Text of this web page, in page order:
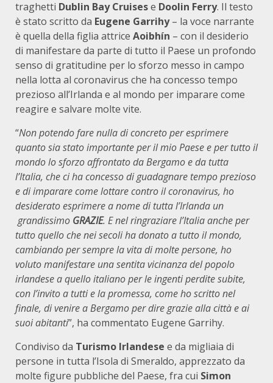
traghetti Dublin Bay Cruisese Doolin Ferry. Il testo
è stato scritto da Eugene Garrihy– la voce narrante
è quella della figlia attrice Aoibhín – con il desiderio
di manifestare da parte di tutto il Paese un profondo
senso di gratitudine per lo sforzo messo in campo
nella lotta al coronavirus che ha concesso tempo
prezioso all’Irlanda e al mondo per imparare come
reagire e salvare molte vite.
“Non potendo fare nulla di concreto per esprimere
quanto sia stato importante per il mio Paese e per tutto il
mondo lo sforzo affrontato da Bergamo e da tutta
l’Italia, che ci ha concesso di guadagnare tempo prezioso
e di imparare come lottare contro il coronavirus, ho
desiderato esprimere a nome di tutta l’Irlanda un
grandissimo GRAZIE. E nel ringraziare l’Italia anche per
tutto quello che nei secoli ha donato a tutto il mondo,
cambiando per sempre la vita di molte persone, ho
voluto manifestare una sentita vicinanza del popolo
irlandese a quello italiano per le ingenti perdite subite,
con l’invito a tutti e la promessa, come ho scritto nel
finale, di venire a Bergamo per dire grazie alla città e ai
suoi abitanti”, ha commentato Eugene Garrihy.
Condiviso da Turismo Irlandese e da migliaia di
persone in tutta l’Isola di Smeraldo, apprezzato da
molte figure pubbliche del Paese, fra cui Simon